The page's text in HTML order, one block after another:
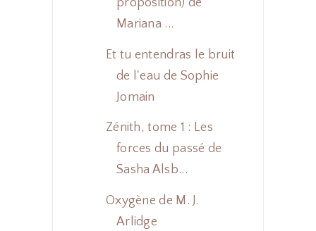
proposition) de
Mariana ...
Et tu entendras le bruit
de l'eau de Sophie
Jomain
Zénith, tome 1 : Les
forces du passé de
Sasha Alsb...
Oxygène de M. J.
Arlidge